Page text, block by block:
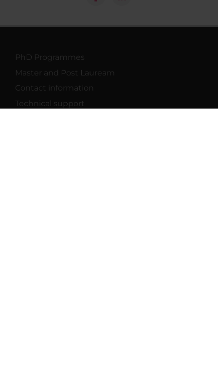
PhD Programmes
Master and Post Lauream
Contact information
Technical support